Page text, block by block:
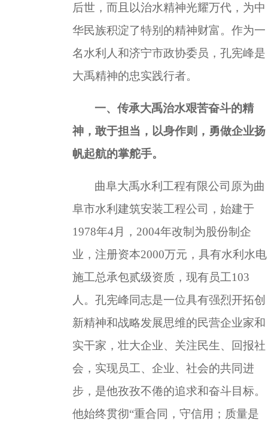
后世，而且以治水精神光耀万代，为中
华民族积淀了特别的精神财富。作为一
名水利人和济宁市政协委员，孔宪峰是
大禹精神的忠实践行者。
一、传承大禹治水艰苦奋斗的精
神，敢于担当， 以身作则，勇做企业扬
帆起航的掌舵手。
曲阜大禹水利工程有限公司原为曲
阜市水利建筑安装工程公司，始建于
1978年4月， 2004年改制为股份制企
业，注册资本2000万元，具有水利水电
施工总承包贰级资质，现有员工103
人。孔宪峰同志是一位具有强烈开拓创
新精神和战略发展思维的民营企业家和
实干家，壮大企业、关注民生、回报社
会，实现员工、企业、社会的共同进
步，是他孜孜不倦的追求和奋斗目标。
他始终贯彻“重合同，守信用；质量是